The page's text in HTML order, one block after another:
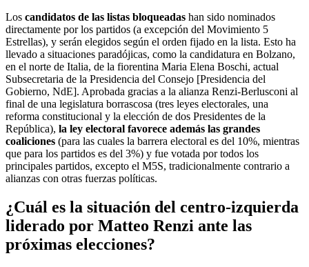
Los candidatos de las listas bloqueadas han sido nominados
directamente por los partidos (a excepción del Movimiento 5
Estrellas), y serán elegidos según el orden fijado en la lista. Esto ha
llevado a situaciones paradójicas, como la candidatura en Bolzano,
en el norte de Italia, de la fiorentina Maria Elena Boschi, actual
Subsecretaria de la Presidencia del Consejo [Presidencia del
Gobierno, NdE]. Aprobada gracias a la alianza Renzi-Berlusconi al
final de una legislatura borrascosa (tres leyes electorales, una
reforma constitucional y la elección de dos Presidentes de la
República), la ley electoral favorece además las grandes
coaliciones (para las cuales la barrera electoral es del 10%, mientras
que para los partidos es del 3%) y fue votada por todos los
principales partidos, excepto el M5S, tradicionalmente contrario a
alianzas con otras fuerzas políticas.
¿Cuál es la situación del centro-izquierda
liderado por Matteo Renzi ante las
próximas elecciones?